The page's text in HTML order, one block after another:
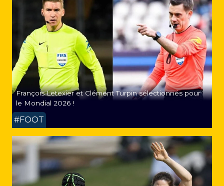
François Letexier et Clément Turpin sélectionnés pour
le Mondial 2026 !
#FOOT